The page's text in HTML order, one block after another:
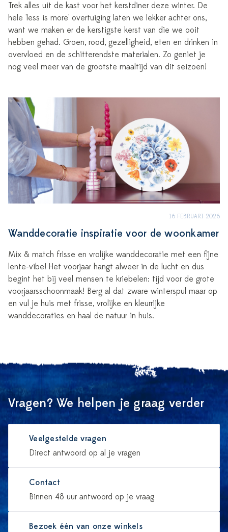
Trek alles uit de kast voor het kerstdiner deze winter. De
hele 'less is more' overtuiging laten we lekker achter ons,
want we maken er de kerstigste kerst van die we ooit
hebben gehad. Groen, rood, gezelligheid, eten en drinken in
overvloed en de schitterendste materialen. Zo geniet je
nog veel meer van de grootste maaltijd van dit seizoen!
16 FEBRUARI 2026
Wanddecoratie inspiratie voor de woonkamer
Mix & match frisse en vrolijke wanddecoratie met een fijne
lente-vibe! Het voorjaar hangt alweer in de lucht en dus
begint het bij veel mensen te kriebelen: tijd voor de grote
voorjaarsschoonmaak! Berg al dat zware winterspul maar op
en vul je huis met frisse, vrolijke en kleurrijke
wanddecoraties en haal de natuur in huis.
Vragen? We helpen je graag verder
Veelgestelde vragen
Direct antwoord op al je vragen
Contact
Binnen 48 uur antwoord op je vraag
Bezoek één van onze winkels